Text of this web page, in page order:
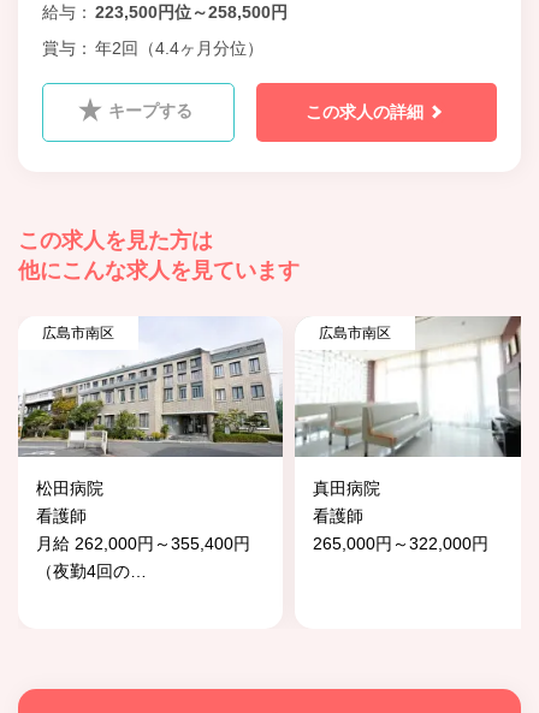
給与
223,500円位～258,500円
賞与
年2回（4.4ヶ月分位）
キープする この求人の詳細
この求人を見た方は
他にこんな求人を見ています
広島市南区
松田病院
看護師
月給 262,000円～355,400円
（夜勤4回の
広島市南区
真田病院
看護師
265,000円～322,000円